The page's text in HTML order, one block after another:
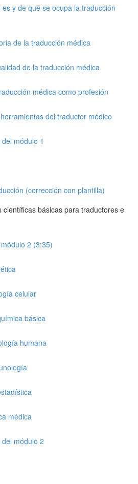
es y de qué se ocupa la traducción
de la traducción médica
de la traducción médica
médica como profesión
del traductor médico
módulo 1
(corrección con plantilla)
científicas básicas para traductores e
2 (3:35)
celular
básica
humana
médica
módulo 2